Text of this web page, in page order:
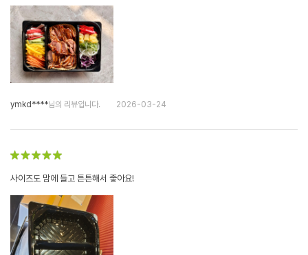
ymkd****님의 리뷰입니다. 2026-03-24
사이즈도 맘에 들고 튼튼해서 좋아요!